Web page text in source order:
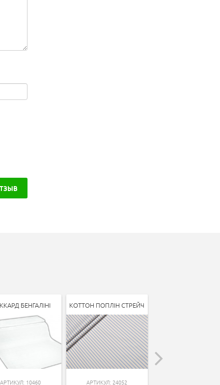
БЕНГАЛІНІ
АРТИКУЛ: 10460
КОТТОН ПОПЛІН СТРЕЙЧ
АРТИКУЛ: 24052